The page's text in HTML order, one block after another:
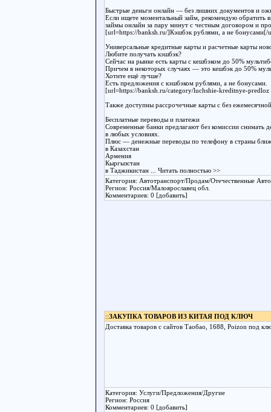
Быстрые деньги онлайн — без лишних документов и
Если ищете моментальный займ, рекомендую обратить
займы онлайн за пару минут с честным договором и
[url=https://banksh.ru/]Кэшбэк рублями, а не бонусами[/
Универсальные кредитные карты и расчетные карты
Любите получать кэшбэк?
Сейчас на рынке есть карты с кешбэком до 50%
Причем в некоторых случаях — это кешбэк до 50%
Хотите ещё лучше?
Есть предложения с кэшбэком рублями, а не бонусами.
[url=https://banksh.ru/category/luchshie-kreditnye-
Также доступны рассрочечные карты с без
Бесплатные переводы и платежи
Современные банки предлагают без комиссии снимать
в любых условиях.
Плюс — денежные переводы по телефону в страны
в Казахстан
Армения
Кыргызстан
в Таджикистан
... Читать полностью >>
Категория: Автотранспорт/Продам/Отечественные Авто
Регион: Россия/Малоярославец обл.
Комментариев: 0 [добавить]
::ЗАКУПКА ТОВАРОВ ИЗ КИТАЯ ПОД КЛЮЧ
Доставка товаров с сайтов Таобао, 1688, Poizon под
Категория: Услуги/Предложения/Другие
Регион: Россия
Комментариев: 0 [добавить]